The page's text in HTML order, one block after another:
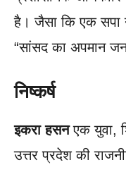
है। जैसा कि एक सपा
“सांसद का अपमान
निष्कर्ष
इकरा हसनएक युवा,
उत्तर प्रदेश की